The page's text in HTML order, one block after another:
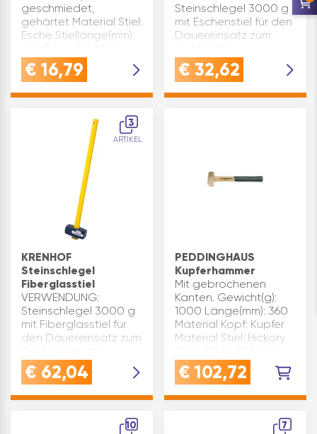
geschmiedet,
gehärtet Material Stiel:
Esche Stiellänge(mm):
Krenhof
Inhaltsangabe (ST): 1
€ 16,79
Steinschlegel 3000 g
mit Eschenstiel für den
Dauereinsatz zum
SteinQUALITÄT:
Geschmiedeter,
mit Eschenstiel 
€ 32,62
3
ARTIKEL
KRENHOF
Steinschlegel
Fiberglasstiel
VERWENDUNG:
Steinschlegel 3000 g
mit Fiberglasstiel für
den Dauereinsatz zum
SteinQUALITÄT:
Geschmiedeter,
mit Fiberglasstiel 
€ 62,04
PEDDINGHAUS
Kupferhammer
Mit gebrochenen
Kanten. Gewicht(g):
1000 Länge(mm): 360
Material Kopf: Kupfer
Material Stiel: Hickory
Peddinghaus
Ausführung 2:
Inhaltsangabe (ST): 1
€ 102,72
10 7